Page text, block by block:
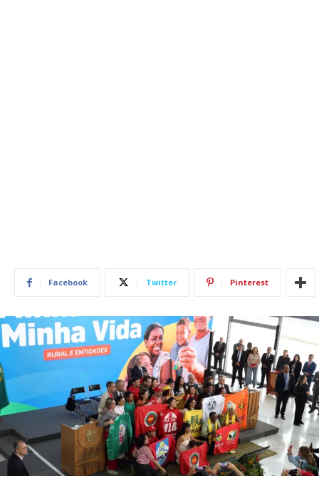
Facebook Twitter Pinterest